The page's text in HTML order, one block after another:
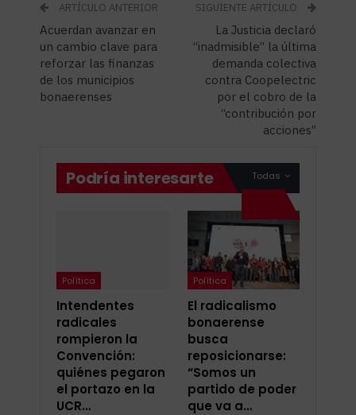
ARTÍCULO ANTERIOR
Acuerdan avanzar en
un cambio clave para
reforzar las finanzas
de los municipios
bonaerenses
SIGUIENTE ARTÍCULO
La Justicia declaró
“inadmisible” la última
demanda colectiva
contra Coopelectric
por el cobro de la
“contribución por
acciones”
Todas
Podría interesarte
Política
Intendentes
radicales
rompieron la
Convención:
quiénes pegaron
el portazo en la
UCR…
Política
El radicalismo
bonaerense
busca
reposicionarse:
“Somos un
partido de poder
que va a…